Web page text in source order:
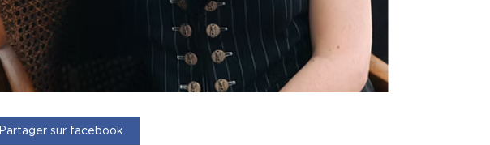
Partager sur facebook